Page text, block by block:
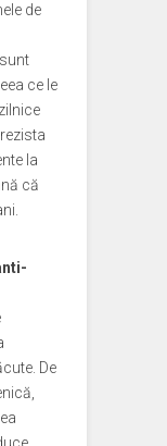
de
ce le
la
că
De